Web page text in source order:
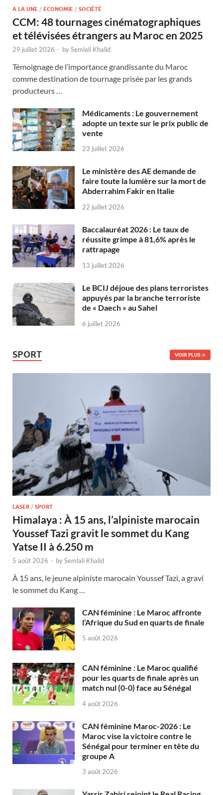
A LA UNE / ECONOMIE / SOCIÉTÉ
CCM: 48 tournages cinématographiques
et télévisées étrangers au Maroc en 2025
29 juillet 2026 - bySemlali Khalid
Témoignage de l’importance grandissante du Maroc
comme destination de tournage prisée par les grands
producteurs …
Médicaments : Le gouvernement
adopte un texte sur le prix public de
vente
23 juillet 2026
Le ministère des AE demande de
faire toute la lumière sur la mort de
Abderrahim Fakir en Italie
22 juillet 2026
Baccalauréat 2026 : Le taux de
réussite grimpe à 81,6% après le
rattrapage
13 juillet 2026
Le BCIJ déjoue des plans terroristes
appuyés par la branche terroriste
de « Daech » au Sahel
6 juillet 2026
SPORT VOIR PLUS
LASER / SPORT
Himalaya : À 15 ans, l’alpiniste marocain
Youssef Tazi gravit le sommet du Kang
Yatse II à 6.250 m
5 août 2026 - bySemlali Khalid
À 15 ans, le jeune alpiniste marocain Youssef Tazi, a gravi
le sommet du Kang …
CAN féminine : Le Maroc affronte
l’Afrique du Sud en quarts de finale
5 août 2026
CAN féminine : Le Maroc qualifié
pour les quarts de finale après un
match nul (0-0) face au Sénégal
4 août 2026
CAN féminine Maroc-2026 : Le
Maroc vise la victoire contre le
Sénégal pour terminer en tête du
groupe A
3 août 2026